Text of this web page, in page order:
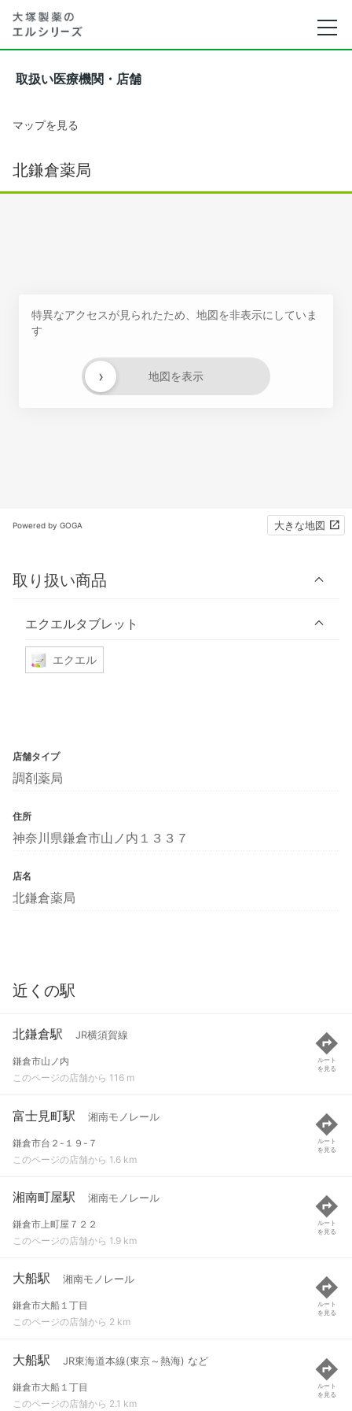
取扱い医療機関・店舗
マップを見る
北鎌倉薬局
特異なアクセスが見られたため、地図を非表示にしていま
す
地図を表示
›
Powered by GOGA 大きな地図
取り扱い商品
エクエルタブレット
エクエル
店舗タイプ
調剤薬局
住所
神奈川県鎌倉市山ノ内１３３７
店名
北鎌倉薬局
近くの駅
北鎌倉駅 JR横須賀線
鎌倉市山ノ内
このページの店舗から 116 m
ルート
を見る
富士見町駅 湘南モノレール
鎌倉市台２-１９-７
このページの店舗から 1.6 km
ルート
を見る
湘南町屋駅 湘南モノレール
鎌倉市上町屋７２２
このページの店舗から 1.9 km
ルート
を見る
大船駅 湘南モノレール
鎌倉市大船１丁目
このページの店舗から 2 km
ルート
を見る
大船駅 JR東海道本線(東京～熱海) など
鎌倉市大船１丁目
このページの店舗から 2.1 km
ルート
を見る